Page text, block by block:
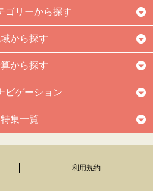
ゴリーから探す
から探す
から探す
ビゲーション
特集一覧
利用規約